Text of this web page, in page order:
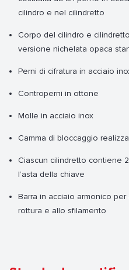
cilindro e nel cilindretto
Corpo del cilindro e
versione nichelata opaca
Perni di cifratura in acciaio
Controperni in ottone
Molle in acciaio inox
Camma di bloccaggio
Ciascun cilindretto contiene
l’asta della chiave
Barra in acciaio armonico
rottura e allo sfilamento